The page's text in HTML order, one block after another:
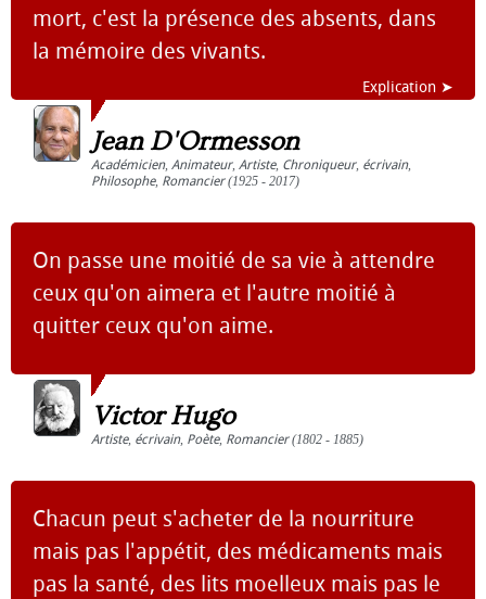
mort, c'est la présence des absents, dans
la mémoire des vivants.
Explication ➤
Jean D'Ormesson
Académicien, Animateur, Artiste, Chroniqueur, écrivain,
Philosophe, Romancier(1925 - 2017)
On passe une moitié de sa vie à attendre
ceux qu'on aimera et l'autre moitié à
quitter ceux qu'on aime.
Victor Hugo
Artiste, écrivain, Poète, Romancier(1802 - 1885)
Chacun peut s'acheter de la nourriture
mais pas l'appétit, des médicaments mais
pas la santé, des lits moelleux mais pas le